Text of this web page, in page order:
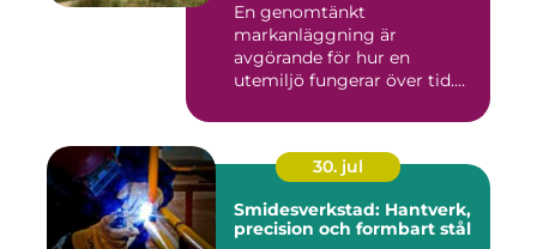
En genomtänkt
markanläggning är
avgörande för hur en
utemiljö fungerar över tid.
30. jul
Smidesverkstad: Hantverk,
precision och formbart stål